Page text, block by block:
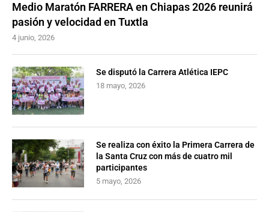
Medio Maratón FARRERA en Chiapas 2026 reunirá
pasión y velocidad en Tuxtla
4 junio, 2026
Se disputó la Carrera Atlética IEPC
18 mayo, 2026
Se realiza con éxito la Primera Carrera de
la Santa Cruz con más de cuatro mil
participantes
5 mayo, 2026